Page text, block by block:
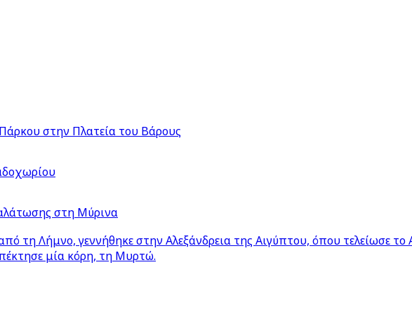
στην Πλατεία του Βάρους
στη Μύρινα
τη Λήμνο, γεννήθηκε στην Αλεξάνδρεια της Αιγύπτου, όπου τελείωσε
μία κόρη, τη Μυρτώ.